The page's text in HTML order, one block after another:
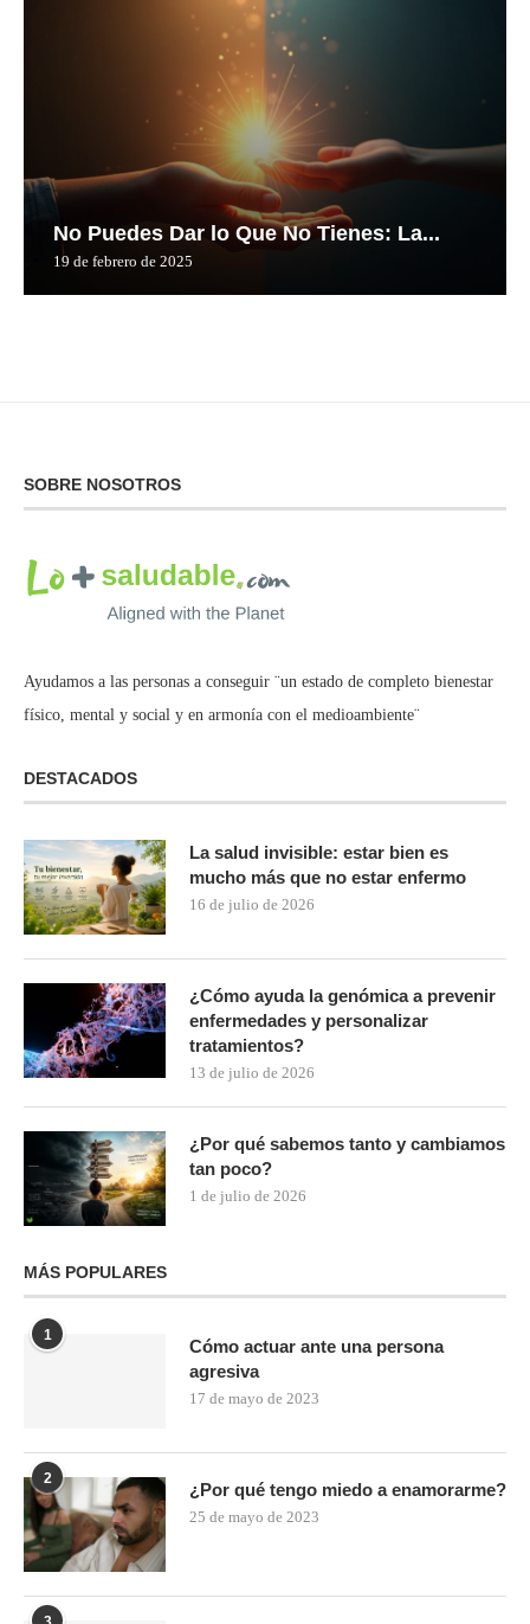
No Puedes Dar lo Que No Tienes: La...
19 de febrero de 2025
SOBRE NOSOTROS
Ayudamos a las personas a conseguir ¨un estado de completo bienestar
físico, mental y social y en armonía con el medioambiente¨
DESTACADOS
La salud invisible: estar bien es
mucho más que no estar enfermo
16 de julio de 2026
¿Cómo ayuda la genómica a prevenir
enfermedades y personalizar
tratamientos?
13 de julio de 2026
¿Por qué sabemos tanto y cambiamos
tan poco?
1 de julio de 2026
MÁS POPULARES
1
Cómo actuar ante una persona
agresiva
17 de mayo de 2023
2
¿Por qué tengo miedo a enamorarme?
25 de mayo de 2023